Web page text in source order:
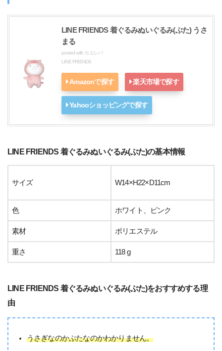
LINE FRIENDS 着ぐるみぬいぐるみ(ぶた) うさ
まる
posted with カエレバ
LINE FRIENDS
Amazonで探す 楽天市場で探す
Yahooショッピングで探す
LINE FRIENDS 着ぐるみぬいぐるみ(ぶた)の基本情報
サイズ W14×H22×D11cm
色 ホワイト、ピンク
素材 ポリエステル
重さ 118 g
LINE FRIENDS 着ぐるみぬいぐるみ(ぶた)をおすすめする理
由
うさぎなのかぶたなのかわかりません。